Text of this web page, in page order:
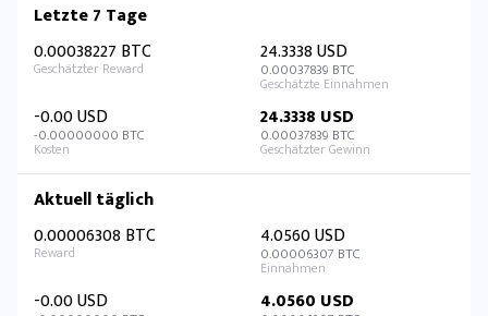
Letzte 7 Tage
0.00038227 BTC
24.3338 USD
0.00037839 BTC
-0.00 USD
-0.00000000 BTC
24.3338 USD
0.00037839 BTC
Aktuell täglich
0.00006308 BTC
4.0560 USD
0.00006307 BTC
-0.00 USD 4.0560 USD